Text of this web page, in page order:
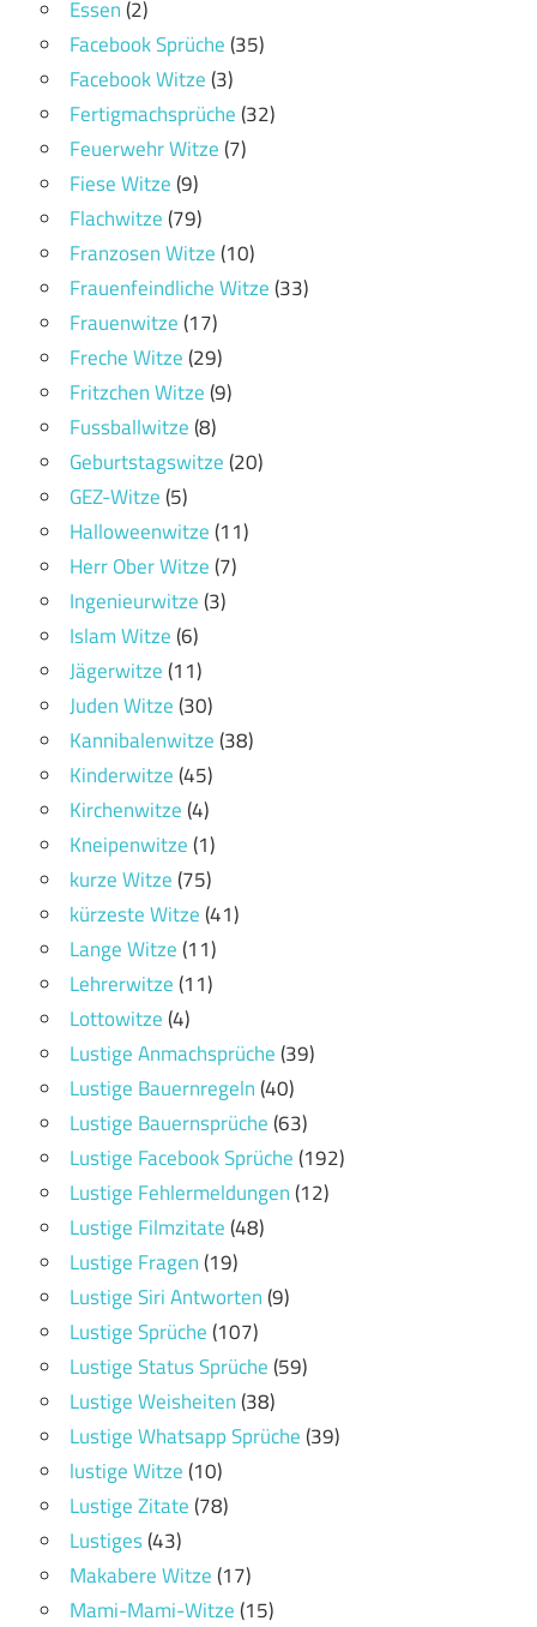
Essen(2)
Facebook Sprüche(35)
Facebook Witze(3)
Fertigmachsprüche(32)
Feuerwehr Witze(7)
Fiese Witze(9)
Flachwitze(79)
Franzosen Witze(10)
Frauenfeindliche Witze(33)
Frauenwitze(17)
Freche Witze(29)
Fritzchen Witze(9)
Fussballwitze(8)
Geburtstagswitze(20)
GEZ-Witze(5)
Halloweenwitze(11)
Herr Ober Witze(7)
Ingenieurwitze(3)
Islam Witze(6)
Jägerwitze(11)
Juden Witze(30)
Kannibalenwitze(38)
Kinderwitze(45)
Kirchenwitze(4)
Kneipenwitze(1)
kurze Witze(75)
kürzeste Witze(41)
Lange Witze(11)
Lehrerwitze(11)
Lottowitze(4)
Lustige Anmachsprüche(39)
Lustige Bauernregeln(40)
Lustige Bauernsprüche(63)
Lustige Facebook Sprüche(192)
Lustige Fehlermeldungen(12)
Lustige Filmzitate(48)
Lustige Fragen(19)
Lustige Siri Antworten(9)
Lustige Sprüche(107)
Lustige Status Sprüche(59)
Lustige Weisheiten(38)
Lustige Whatsapp Sprüche(39)
lustige Witze(10)
Lustige Zitate(78)
Lustiges(43)
Makabere Witze(17)
Mami-Mami-Witze(15)